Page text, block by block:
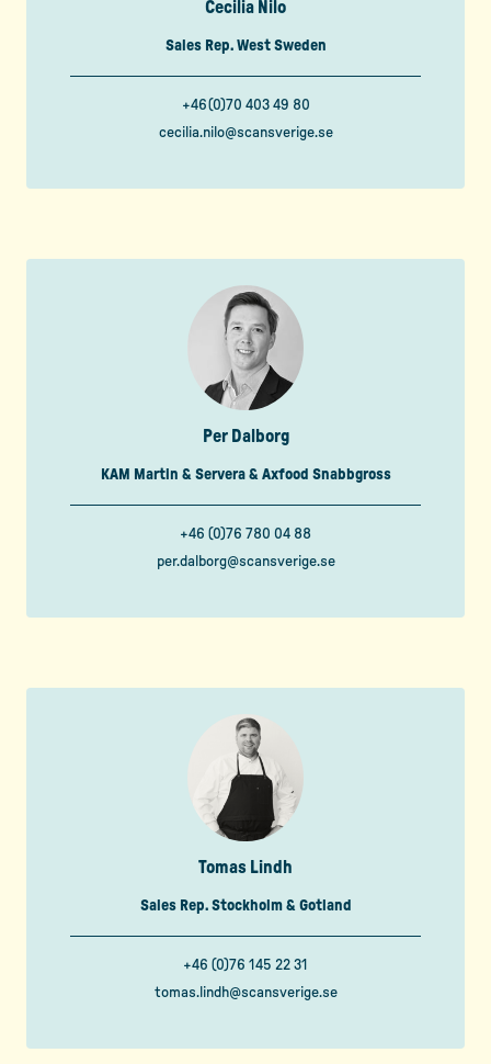
Cecilia Nilo
Sales Rep. West Sweden
+46(0)70 403 49 80
cecilia.nilo@scansverige.se
Per Dalborg
KAM Martin & Servera & Axfood Snabbgross
+46 (0)76 780 04 88
per.dalborg@scansverige.se
Tomas Lindh
Sales Rep. Stockholm & Gotland
+46 (0)76 145 22 31
tomas.lindh@scansverige.se